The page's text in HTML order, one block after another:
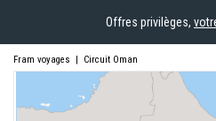
Offres privilèges,
Fram voyages | Circuit Oman